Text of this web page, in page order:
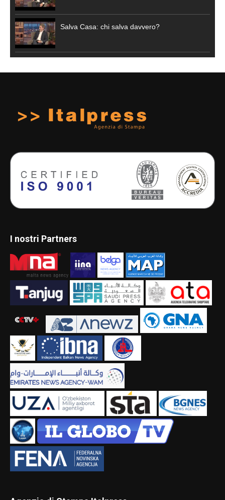
Salva Casa: chi salva davvero?
I nostri Partners